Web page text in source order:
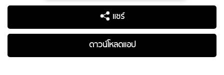
แชร์
ดาวน์โหลดแอป